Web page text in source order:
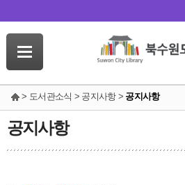
> 도서관소식 > 공지사항 > 공지사항
공지사항